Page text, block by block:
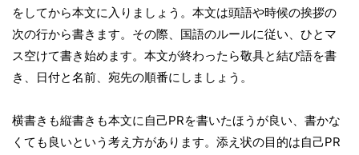
をしてから本文に入りましょう。本文は頭語や時候の挨拶の
次の行から書きます。その際、国語のルールに従い、ひとマ
ス空けて書き始めます。本文が終わったら敬具と結び語を書
き、日付と名前、宛先の順番にしましょう。
横書きも縦書きも本文に自己PRを書いたほうが良い、書かな
くても良いという考え方があります。添え状の目的は自己PR